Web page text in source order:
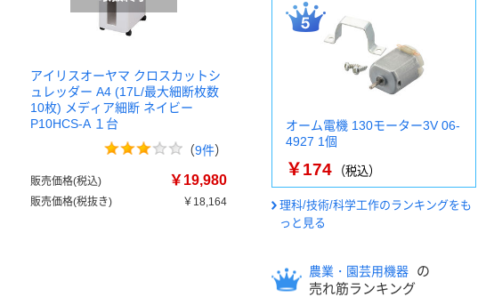
アイリスオーヤマ クロスカットシ
ュレッダー A4 (17L/最大細断枚数
10枚) メディア細断 ネイビー
P10HCS-A １台
（9件）
販売価格(税込) ￥19,980
販売価格(税抜き) ￥18,164
オーム電機 130モーター3V 06-
4927 1個
￥174 （税込）
理科/技術/科学工作のランキングをも
っと見る
農業・園芸用機器
の
売れ筋ランキング